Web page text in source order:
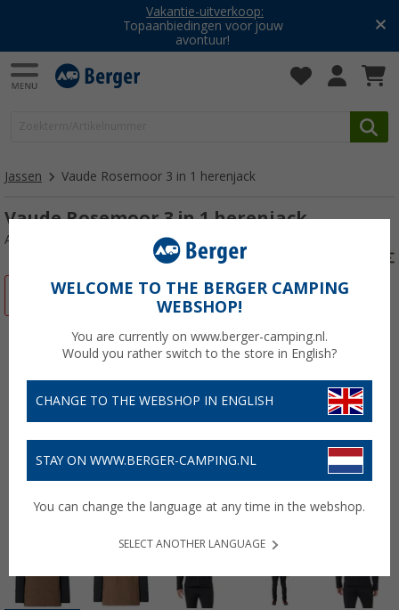
Vakantie-uitverkoop:
Topaanbiedingen voor jouw
avontuur!
Jassen Vaude Rosemoor 3 in 1 herenjack
Vaude Rosemoor 3 in 1 herenjack
Artikelnr: 434224XXXL
-36%WELCOME TO THE BERGER CAMPING
WEBSHOP!
You are currently on www.berger-camping.nl.
Would you rather switch to the store in English?
CHANGE TO THE WEBSHOP IN ENGLISH
STAY ON WWW.BERGER-CAMPING.NL
You can change the language at any time in the webshop.
SELECT ANOTHER LANGUAGE